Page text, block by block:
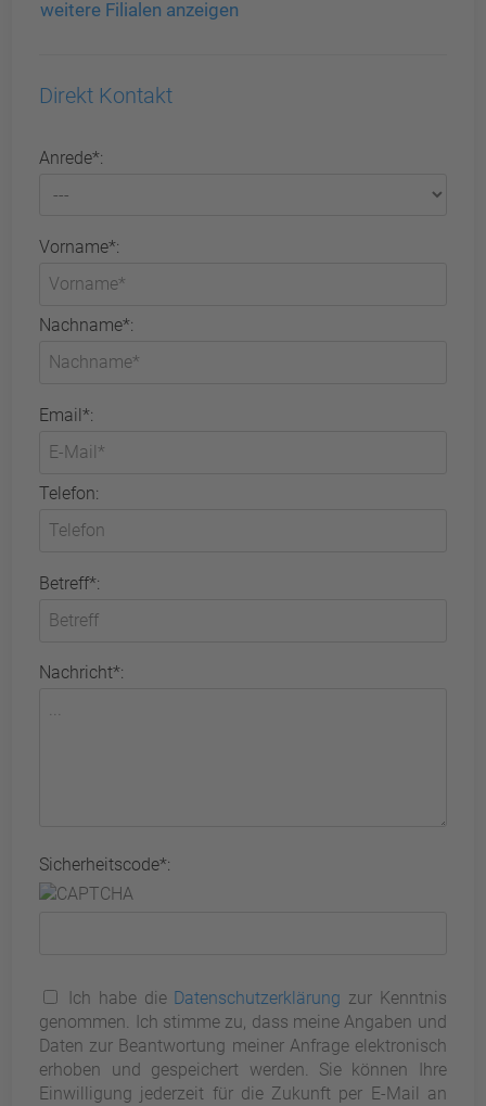
weitere Filialen anzeigen
Direkt Kontakt
Anrede*:
Vorname*:
Nachname*:
Email*:
Telefon:
Betreff*:
Nachricht*:
Sicherheitscode*:
Ich habe die Datenschutzerklärung zur Kenntnis
genommen. Ich stimme zu, dass meine Angaben und
Daten zur Beantwortung meiner Anfrage elektronisch
erhoben und gespeichert werden. Sie können Ihre
Einwilligung jederzeit für die Zukunft per E-Mail an